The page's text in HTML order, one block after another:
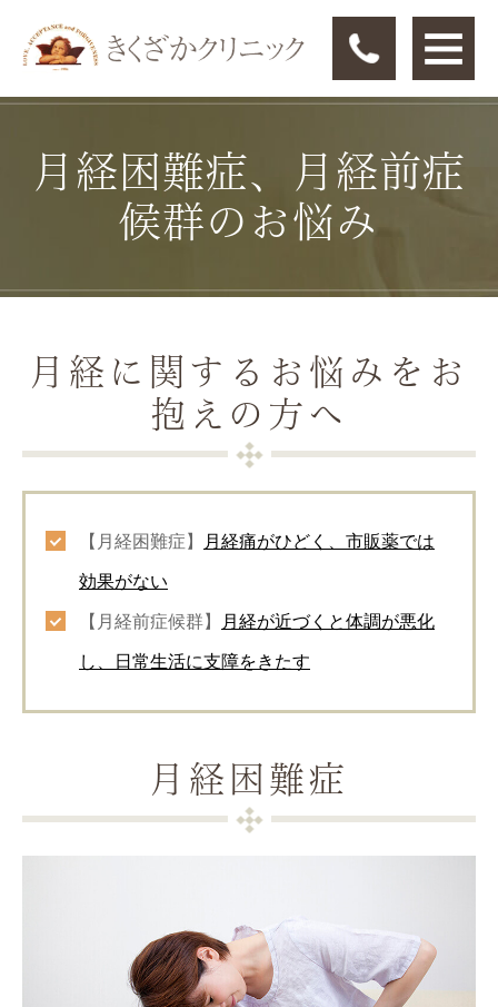
月経困難症、月経前症
候群のお悩み
月経に関するお悩みをお
抱えの方へ
【月経困難症】 月経痛がひどく、市販薬では
効果がない
【月経前症候群】 月経が近づくと体調が悪化
し、日常生活に支障をきたす
月経困難症